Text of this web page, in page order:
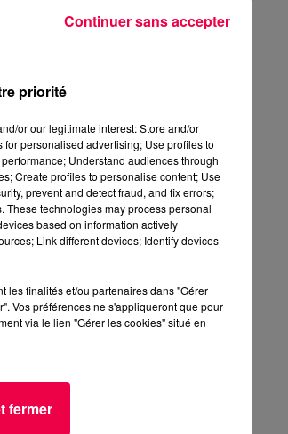
priorité
or our legitimate interest: Store and/or
personalised advertising; Use profiles to
Understand audiences through
Create profiles to personalise content; Use
prevent and detect fraud, and fix errors;
These technologies may process personal
based on information actively
Link different devices; Identify devices
les finalités et/ou partenaires dans "Gérer
Vos préférences ne s'appliqueront que pour
via le lien "Gérer les cookies" situé en
fermer
Continuer sans accepter